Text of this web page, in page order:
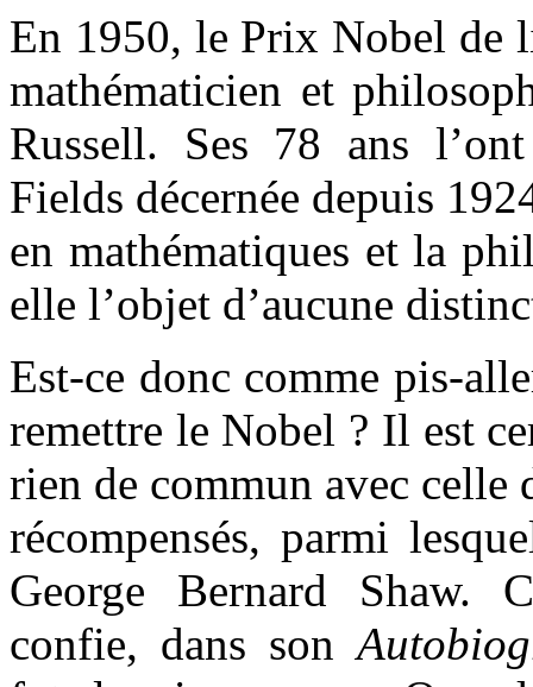
En 1950, le Prix Nobel de
mathématicien et
Russell. Ses 78 ans
Fields décernée depuis
en mathématiques et la
elle l’objet d’aucune
Est-ce donc comme pis-
remettre le Nobel ? Il est
rien de commun avec celle
récompensés, parmi
George Bernard Shaw.
confie, dans son